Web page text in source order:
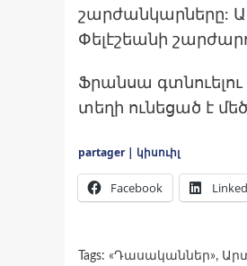
շարժանկարները:
Փելէշեանի
Ֆրանսա
տեղի ունեցած է
partager | կիսուիլ
Facebook
Tags: «Դասականներ»,